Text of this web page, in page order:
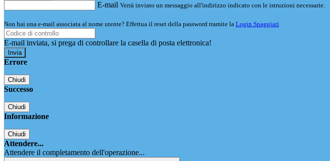
E-mail Verrà inviato un messaggio all'indirizzo indicato con le istruzioni necessarie.
Non hai una e-mail associata al nome utente? Effettua il reset della password tramite la Login Spaggiari
E-mail inviata, si prega di controllare la casella di posta elettronica!
Errore
Chiudi
Successo
Chiudi
Informazione
Chiudi
Attendere...
Attendere il completamento dell'operazione...